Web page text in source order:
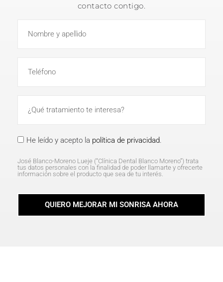
contacto contigo.
He leído y acepto la política de privacidad.
José Blanco-Moreno Lueje (“Clínica Dental Blanco Moreno”) trata
tus datos personales con la finalidad de poder llamarte y ofrecerte
información sobre el producto que sea de tu interés.
QUIERO MEJORAR MI SONRISA AHORA